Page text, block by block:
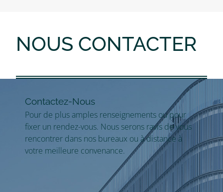
NOUS CONTACTER
Contactez-Nous
Pour de plus amples renseignements ou pour
fixer un rendez-vous. Nous serons ravis de vous
rencontrer dans nos bureaux ou à distance à
votre meilleure convenance.